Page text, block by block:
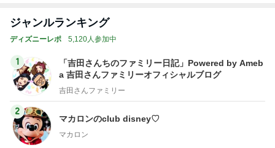
ジャンルランキング
ディズニーレポ 5,120人参加中
1
「吉田さんちのファミリー日記」Powered by Ameb
a 吉田さんファミリーオフィシャルブログ
吉田さんファミリー
2
マカロンのclub disney♡
マカロン